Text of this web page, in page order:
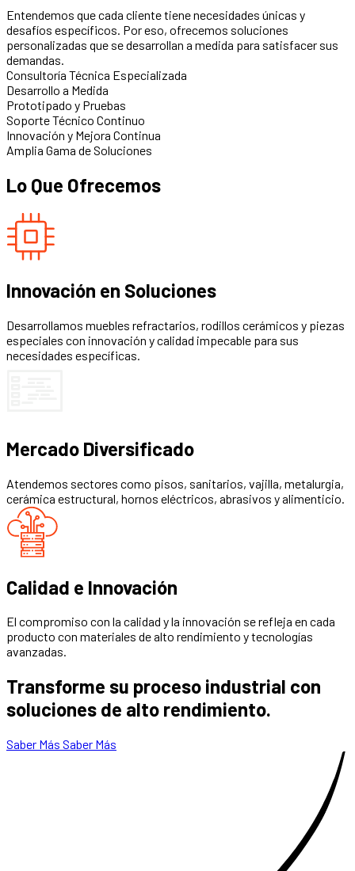
Entendemos que cada cliente tiene necesidades únicas y
desafíos específicos. Por eso, ofrecemos soluciones
personalizadas que se desarrollan a medida para satisfacer sus
demandas.
Consultoría Técnica Especializada
Desarrollo a Medida
Prototipado y Pruebas
Soporte Técnico Continuo
Innovación y Mejora Continua
Amplia Gama de Soluciones
Lo Que Ofrecemos
Innovación en Soluciones
Desarrollamos muebles refractarios, rodillos cerámicos y piezas
especiales con innovación y calidad impecable para sus
necesidades específicas.
Mercado Diversificado
Atendemos sectores como pisos, sanitarios, vajilla, metalurgia,
cerámica estructural, hornos eléctricos, abrasivos y alimenticio.
Calidad e Innovación
El compromiso con la calidad y la innovación se refleja en cada
producto con materiales de alto rendimiento y tecnologías
avanzadas.
Transforme su proceso industrial con
soluciones de alto rendimiento.
Saber Más Saber Más